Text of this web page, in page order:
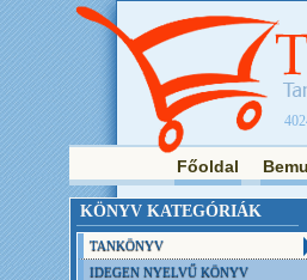
Főoldal
KÖNYV KATEGÓRIÁK
TANKÖNYV
IDEGEN NYELVŰ KÖNYV